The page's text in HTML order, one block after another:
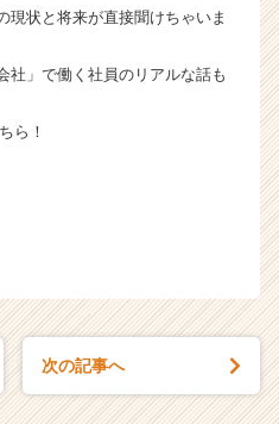
現状と将来が直接聞けちゃいま
社」で働く社員のリアルな話も
ら！
次の記事へ